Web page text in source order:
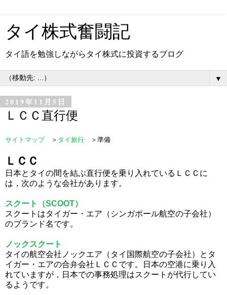
タイ株式奮闘記
タイ語を勉強しながらタイ株式に投資するブログ
▼
2019年11月5日
ＬＣＣ直行便
サイトマップ＞ タイ旅行 ＞準備
ＬＣＣ
日本とタイの間を結ぶ直行便を乗り入れているＬＣＣに
は，次のような会社があります。
スクート（SCOOT）
スクートはタイガー・エア（シンガポール航空の子会社）
のブランド名です。
ノックスクート
タイの航空会社ノックエア（タイ国際航空の子会社）とタ
イガー・エアの合弁会社ＬＣＣです。日本の空港に乗り入
れていますが，日本での事務処理はスクートが代行してい
るようです。